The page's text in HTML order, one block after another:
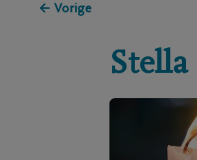
← Vorige
Stella